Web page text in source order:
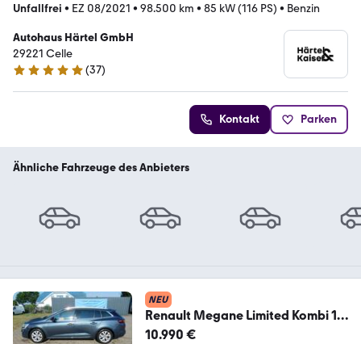
Unfallfrei • EZ 08/2021 • 98.500 km • 85 kW (116 PS) • Benzin
Autohaus Härtel GmbH
29221 Celle
4.8 Sterne
(37)
Kontakt Parken
Ähnliche Fahrzeuge des Anbieters
NEU
Renault Megane Limited Kombi 1.3
TSI DSG Klima Navi
10.990 €